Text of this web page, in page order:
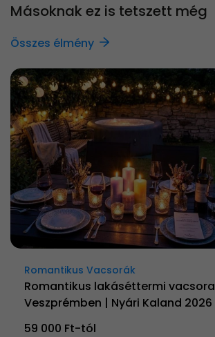
Másoknak ez is tetszett még
Összes élmény
Romantikus Vacsorák
Romantikus lakáséttermi vacsora
Veszprémben | Nyári Kaland 2026
59 000 Ft-tól